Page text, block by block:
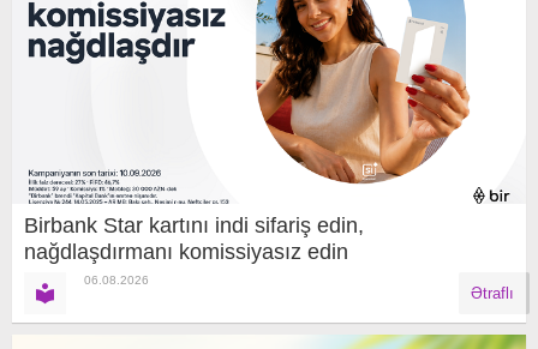
Birbank Star kartını indi sifariş edin,
nağdlaşdırmanı komissiyasız edin
06.08.2026
Ətraflı